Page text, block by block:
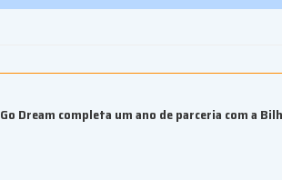
Go Dream completa um ano de parceria com a